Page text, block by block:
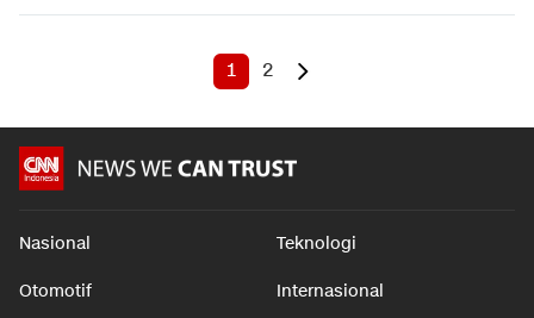
1 2
Nasional Teknologi
Otomotif Internasional